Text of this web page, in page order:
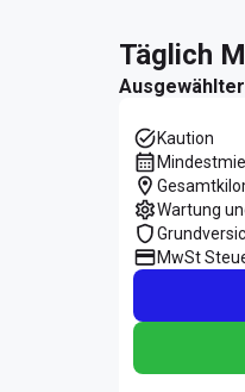
täglich
Kaution
Wartung
MwSt